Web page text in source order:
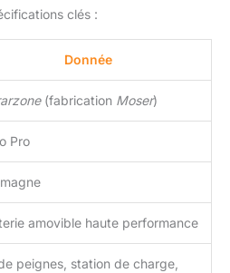
clés :
Donnée
(fabrication Moser)
Pro
amovible haute performance
peignes, station de charge,